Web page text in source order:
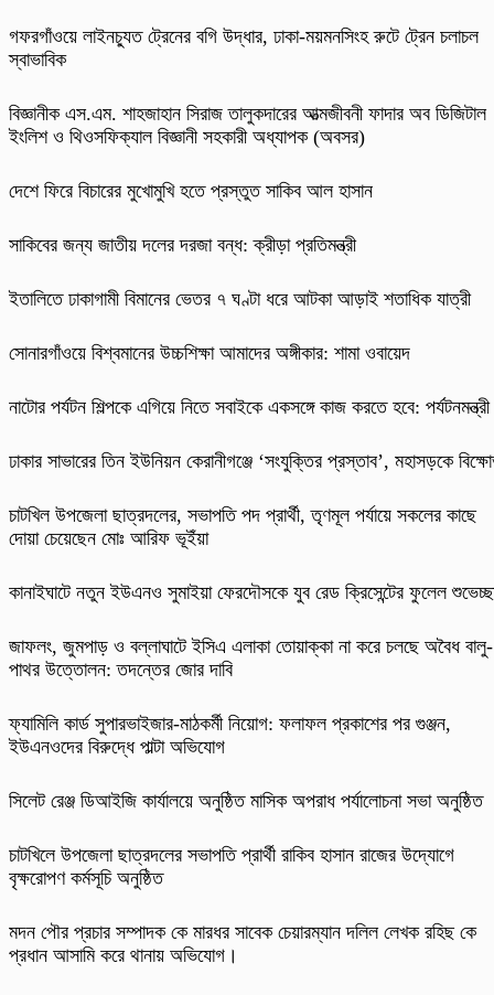
গফরগাঁওয়ে লাইনচ্যুত ট্রেনের বগি উদ্ধার, ঢাকা-ময়মনসিংহ রুটে ট্রেন চলাচল
স্বাভাবিক
বিজ্ঞানীক এস.এম. শাহজাহান সিরাজ তালুকদারের আত্মজীবনী ফাদার অব ডিজিটাল
ইংলিশ ও থিওসফিক্যাল বিজ্ঞানী সহকারী অধ্যাপক (অবসর)
দেশে ফিরে বিচারের মুখোমুখি হতে প্রস্তুত সাকিব আল হাসান
সাকিবের জন্য জাতীয় দলের দরজা বন্ধ: ক্রীড়া প্রতিমন্ত্রী
ইতালিতে ঢাকাগামী বিমানের ভেতর ৭ ঘণ্টা ধরে আটকা আড়াই শতাধিক যাত্রী
সোনারগাঁওয়ে বিশ্বমানের উচ্চশিক্ষা আমাদের অঙ্গীকার: শামা ওবায়েদ
নাটোর পর্যটন শিল্পকে এগিয়ে নিতে সবাইকে একসঙ্গে কাজ করতে হবে: পর্যটনমন্ত্রী
ঢাকার সাভারের তিন ইউনিয়ন কেরানীগঞ্জে ‘সংযুক্তির প্রস্তাব’, মহাসড়কে
চাটখিল উপজেলা ছাত্রদলের, সভাপতি পদ প্রার্থী, তৃণমূল পর্যায়ে সকলের কাছে
দোয়া চেয়েছেন মোঃ আরিফ ভূইঁয়া
কানাইঘাটে নতুন ইউএনও সুমাইয়া ফেরদৌসকে যুব রেড ক্রিসেন্টের ফুলেল
​জাফলং, জুমপাড় ও বল্লাঘাটে ইসিএ এলাকা তোয়াক্কা না করে চলছে অবৈধ বালু-
পাথর উত্তোলন: তদন্তের জোর দাবি
ফ্যামিলি কার্ড সুপারভাইজার-মাঠকর্মী নিয়োগ: ফলাফল প্রকাশের পর গুঞ্জন,
ইউএনওদের বিরুদ্ধে পাল্টা অভিযোগ
‎সিলেট রেঞ্জ ডিআইজি কার্যালয়ে অনুষ্ঠিত মাসিক অপরাধ পর্যালোচনা সভা অনুষ্ঠিত
চাটখিলে উপজেলা ছাত্রদলের সভাপতি প্রার্থী রাকিব হাসান রাজের উদ্যোগে
বৃক্ষরোপণ কর্মসূচি অনুষ্ঠিত
মদন পৌর প্রচার সম্পাদক কে মারধর সাবেক চেয়ারম্যান দলিল লেখক রহিছ কে
প্রধান আসামি করে থানায় অভিযোগ।